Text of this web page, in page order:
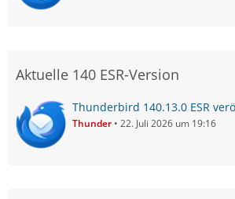
Aktuelle 140 ESR-Version
Thunderbird 140.13.0 ESR
Thunder 22. Juli 2026 um 19:16